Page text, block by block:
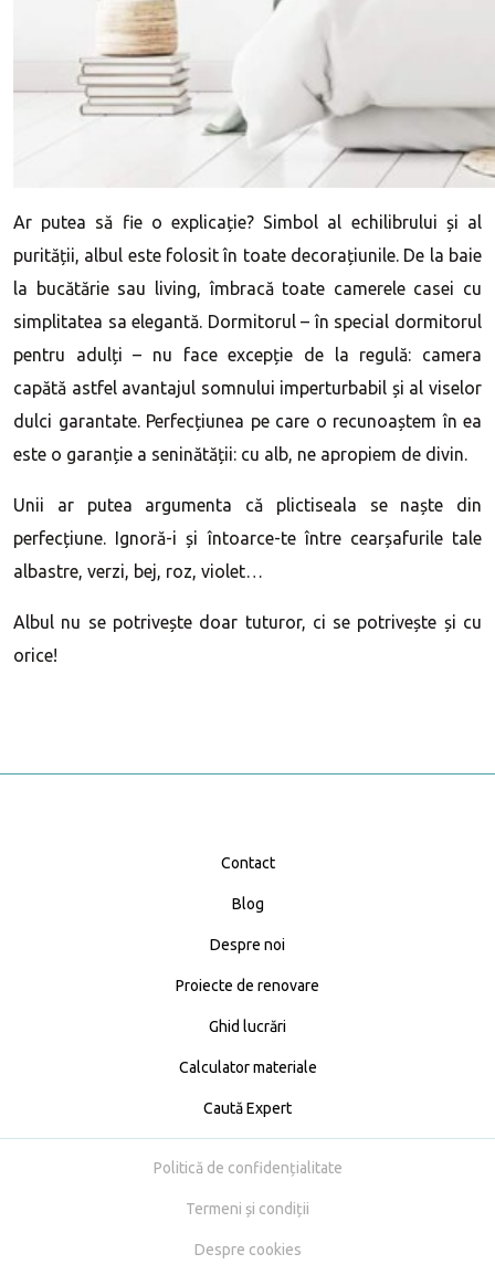
Ar putea să fie o explicație? Simbol al echilibrului și al
purității, albul este folosit în toate decorațiunile. De la baie
la bucătărie sau living, îmbracă toate camerele casei cu
simplitatea sa elegantă. Dormitorul – în special dormitorul
pentru adulți – nu face excepție de la regulă: camera
capătă astfel avantajul somnului imperturbabil și al viselor
dulci garantate. Perfecțiunea pe care o recunoaștem în ea
este o garanție a seninătății: cu alb, ne apropiem de divin.
Unii ar putea argumenta că plictiseala se naște din
perfecțiune. Ignoră-i și întoarce-te între cearșafurile tale
albastre, verzi, bej, roz, violet…
Albul nu se potrivește doar tuturor, ci se potrivește și cu
orice!
Contact
Blog
Despre noi
Proiecte de renovare
Ghid lucrări
Calculator materiale
Caută Expert
Politică de confidențialitate
Termeni și condiții
Despre cookies